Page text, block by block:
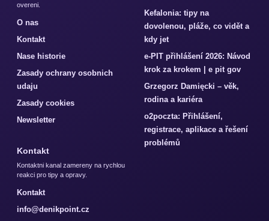
overeni.
O nas
Kontakt
Nase historie
Zasady ochrany osobnich
udaju
Zasady cookies
Newsletter
Kefalonia: tipy na
dovolenou, pláže, co vidět a
kdy jet
e-PIT přihlášení 2026: Návod
krok za krokem | e pit gov
Grzegorz Damięcki – věk,
rodina a kariéra
o2poczta: Přihlášení,
registrace, aplikace a řešení
problémů
Kontakt
Kontaktni kanal zamereny na rychlou
reakci pro tipy a opravy.
Kontakt
info@denikpoint.cz